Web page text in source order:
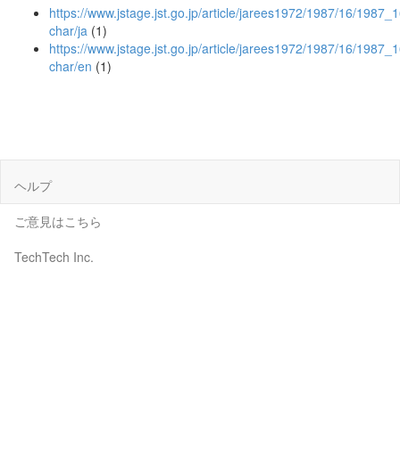
https://www.jstage.jst.go.jp/article/jarees1972/1987/16/
char/ja (1)
https://www.jstage.jst.go.jp/article/jarees1972/1987/16/
char/en (1)
ヘルプ
ご意見はこちら
TechTech Inc.